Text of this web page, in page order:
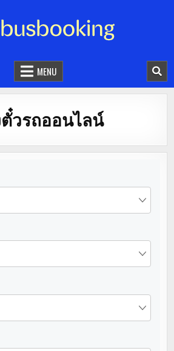
24 ชั่วโมง
MENU
วรถออนไลน์